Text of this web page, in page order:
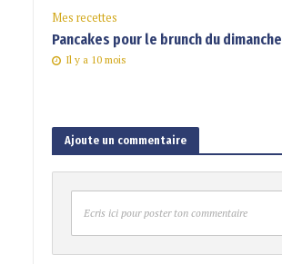
Mes recettes
Pancakes pour le brunch du dimanche
Il y a 10 mois
Ajoute un commentaire
Ecris ici pour poster ton commentaire